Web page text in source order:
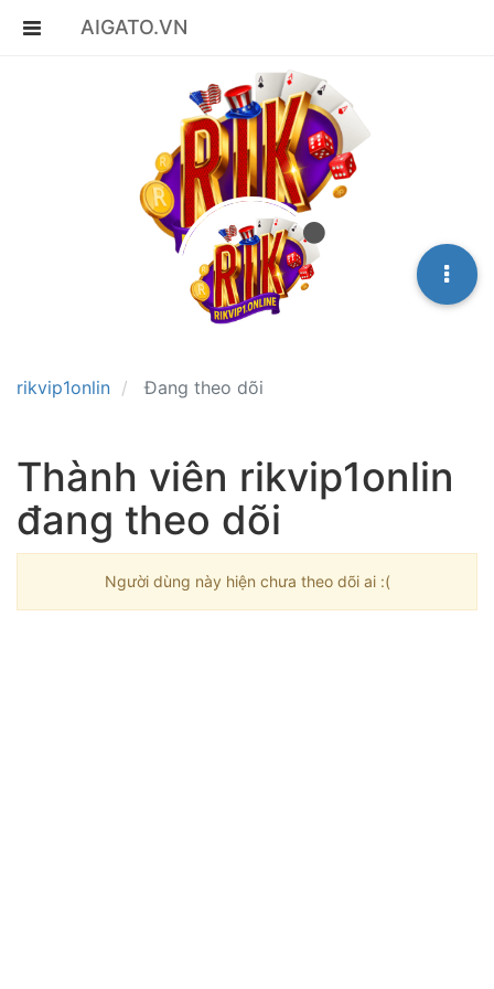
AIGATO.VN
rikvip1onlin Đang theo dõi
Thành viên rikvip1onlin
đang theo dõi
Người dùng này hiện chưa theo dõi ai :(